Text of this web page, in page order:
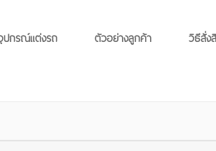
ปกรณ์แต่งรถ ตัวอย่างลูกค้า วิธีสั่ง